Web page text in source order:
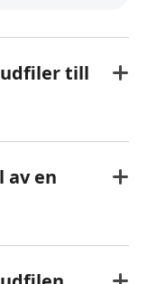
till
av en